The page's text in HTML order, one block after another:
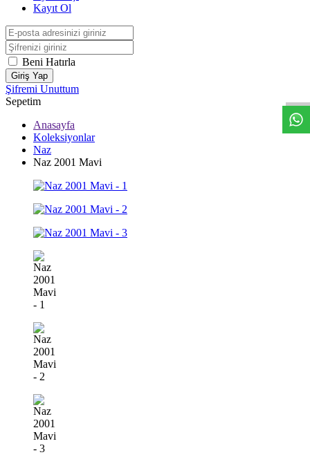
Kayıt Ol
Beni Hatırla
Giriş Yap
Şifremi Unuttum
Sepetim
Anasayfa
Koleksiyonlar
Naz
Naz 2001 Mavi